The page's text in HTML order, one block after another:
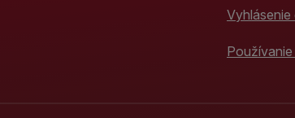
Vyhlásenie